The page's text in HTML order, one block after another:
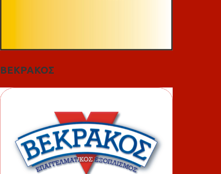
ΒΕΚΡΑΚΟΣ